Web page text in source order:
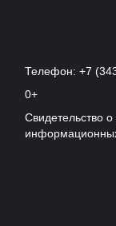
Телефон: +7
0+
Свидетельство